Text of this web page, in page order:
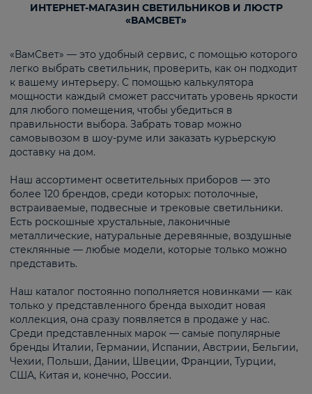
ИНТЕРНЕТ-МАГАЗИН СВЕТИЛЬНИКОВ И ЛЮСТР
«ВАМСВЕТ»
«ВамСвет» — это удобный сервис, с помощью которого
легко выбрать светильник, проверить, как он подходит
к вашему интерьеру. С помощью калькулятора
мощности каждый сможет рассчитать уровень яркости
для любого помещения, чтобы убедиться в
правильности выбора. Забрать товар можно
самовывозом в шоу-руме или заказать курьерскую
доставку на дом.
Наш ассортимент осветительных приборов — это
более 120 брендов, среди которых: потолочные,
встраиваемые, подвесные и трековые светильники.
Есть роскошные хрустальные, лаконичные
металлические, натуральные деревянные, воздушные
стеклянные — любые модели, которые только можно
представить.
Наш каталог постоянно пополняется новинками — как
только у представленного бренда выходит новая
коллекция, она сразу появляется в продаже у нас.
Среди представленных марок — самые популярные
бренды Италии, Германии, Испании, Австрии, Бельгии,
Чехии, Польши, Дании, Швеции, Франции, Турции,
США, Китая и, конечно, России.